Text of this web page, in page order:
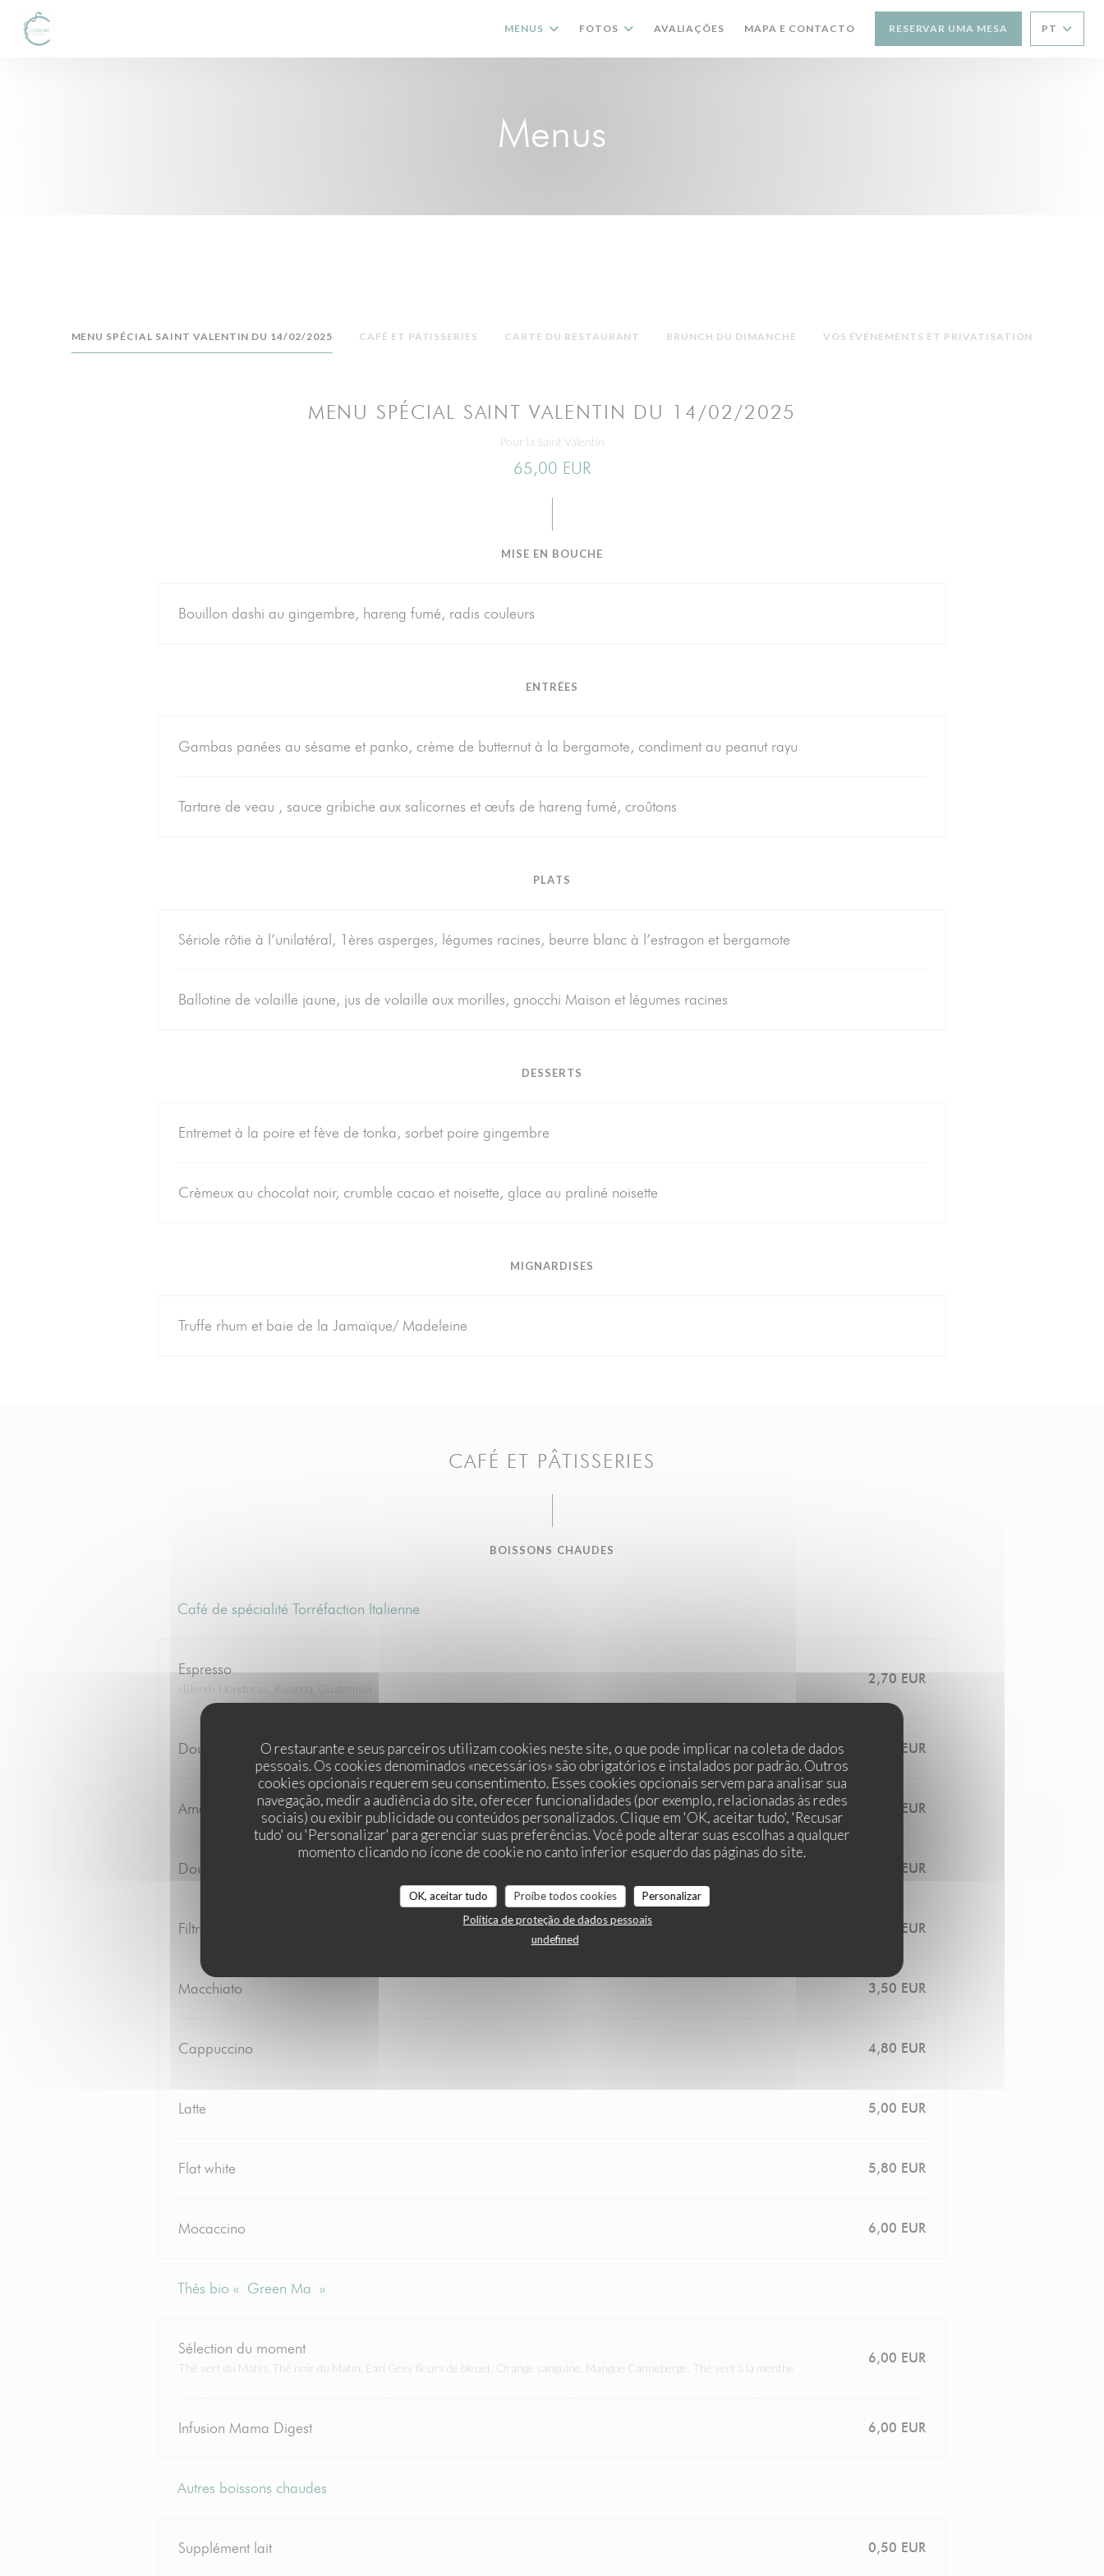
Painel de Gerenciamento de Cookies
O restaurante e seus parceiros utilizam cookies neste site, o que pode implicar na coleta de dados
pessoais. Os cookies denominados «necessários» são obrigatórios e instalados por padrão. Outros
cookies opcionais requerem seu consentimento. Esses cookies opcionais servem para analisar sua
navegação, medir a audiência do site, oferecer funcionalidades (por exemplo, relacionadas às redes
sociais) ou exibir publicidade ou conteúdos personalizados. Clique em 'OK, aceitar tudo', 'Recusar
tudo' ou 'Personalizar' para gerenciar suas preferências. Você pode alterar suas escolhas a qualquer
momento clicando no ícone de cookie no canto inferior esquerdo das páginas do site.
OK, aceitar tudo Proíbe todos cookies
Personalizar
Política de proteção de dados pessoais
undefined
MENUS FOTOS AVALIAÇÕES MAPA E CONTACTO RESERVAR UMA MESA PT
Menus
MENU SPÉCIAL SAINT VALENTIN DU 14/02/2025 CAFÉ ET PÂTISSERIES CARTE DU RESTAURANT BRUNCH DU DIMANCHE VOS ÉVÉNEMENTS ET PRIVATISATION
MENU SPÉCIAL SAINT VALENTIN DU 14/02/2025
Pour la Saint Valentin
65,00 EUR
MISE EN BOUCHE
Bouillon dashi au gingembre, hareng fumé, radis couleurs
ENTRÉES
Gambas panées au sésame et panko, crème de butternut à la bergamote, condiment au peanut rayu
Tartare de veau , sauce gribiche aux salicornes et œufs de hareng fumé, croûtons
PLATS
Sériole rôtie à l’unilatéral, 1ères asperges, légumes racines, beurre blanc à l’estragon et bergamote
Ballotine de volaille jaune, jus de volaille aux morilles, gnocchi Maison et légumes racines
DESSERTS
Entremet à la poire et fève de tonka, sorbet poire gingembre
Crèmeux au chocolat noir, crumble cacao et noisette, glace au praliné noisette
MIGNARDISES
Truffe rhum et baie de la Jamaïque/ Madeleine
CAFÉ ET PÂTISSERIES
BOISSONS CHAUDES
Café de spécialité Torréfaction Italienne
Espresso
«Blend» Honduras, Rwanda, Guatemala
2,70 EUR
Double espresso 4,50 EUR
Americano 3,00 EUR
Double Americano 5,00 EUR
Filtre 3,00 EUR
Macchiato 3,50 EUR
Cappuccino 4,80 EUR
Latte 5,00 EUR
Flat white 5,80 EUR
Mocaccino 6,00 EUR
Thés bio « Green Ma »
Sélection du moment
Thé vert du Matin, Thé noir du Matin, Earl Grey fleurs de bleuet, Orange sanguine, Mangue Canneberge, Thé vert à la menthe
6,00 EUR
Infusion Mama Digest 6,00 EUR
Autres boissons chaudes
Supplément lait 0,50 EUR